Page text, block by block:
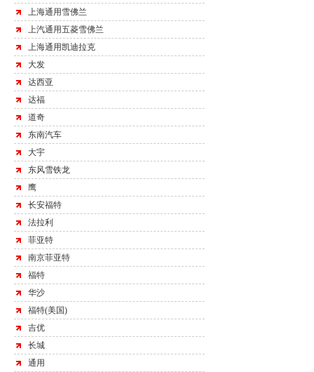
上海通用雪佛兰
上汽通用五菱雪佛兰
上海通用凯迪拉克
大发
达西亚
达福
道奇
东南汽车
大宇
东风雪铁龙
鹰
长安福特
法拉利
菲亚特
南京菲亚特
福特
华沙
福特(美国)
吉优
长城
通用